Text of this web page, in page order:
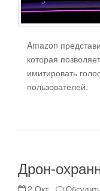
Amazon
которая
имитировать
пользователей.
Дрон-